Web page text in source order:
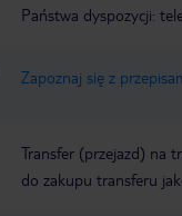
Państwa dyspozycji:
Zapoznaj się z
Transfer (przejazd) na
do zakupu transferu